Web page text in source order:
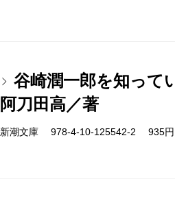
谷崎潤一郎を知っ
阿刀田高／著
新潮文庫 978-4-10-125542-2 935